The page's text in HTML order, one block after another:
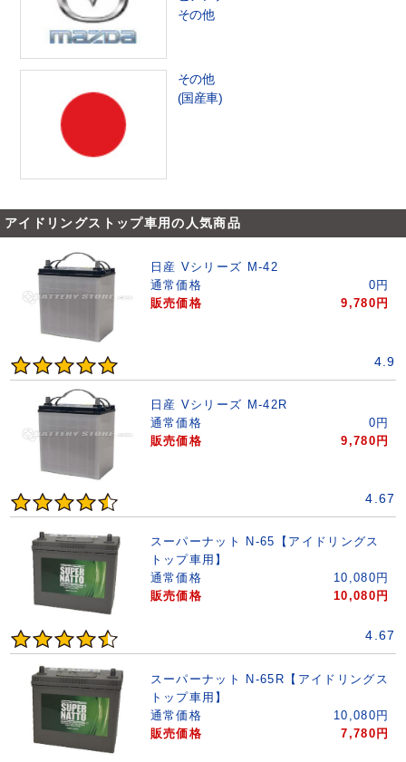
その他
その他
(国産車)
アイドリングストップ車用の人気商品
日産 Vシリーズ M-42
通常価格
0 円
販売価格
9,780 円
4.9
日産 Vシリーズ M-42R
通常価格
0 円
販売価格
9,780 円
4.67
スーパーナット N-65【アイドリングス
トップ車用】
通常価格
10,080 円
販売価格
10,080 円
4.67
スーパーナット N-65R【アイドリングス
トップ車用】
通常価格
10,080円
販売価格
7,780円